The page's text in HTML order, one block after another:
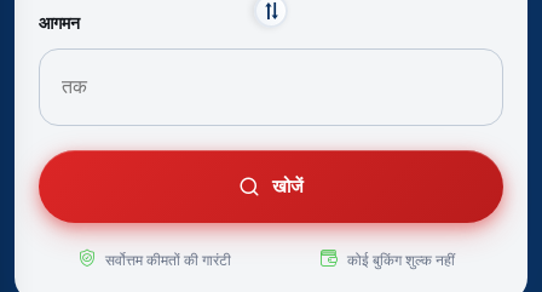
आगमन
खोजें
सर्वोत्तम कीमतों की गारंटी कोई बुकिंग शुल्क नहीं